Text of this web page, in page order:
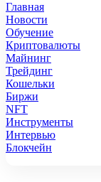
Главная
Новости
Обучение
Криптовалюты
Майнинг
Трейдинг
Кошельки
Биржи
NFT
Инструменты
Интервью
Блокчейн